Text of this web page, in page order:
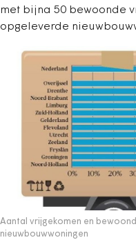
met bijna 50 bewoonde
opgeleverde
Aantal vrijgekomen en
nieuwbouwwoningen